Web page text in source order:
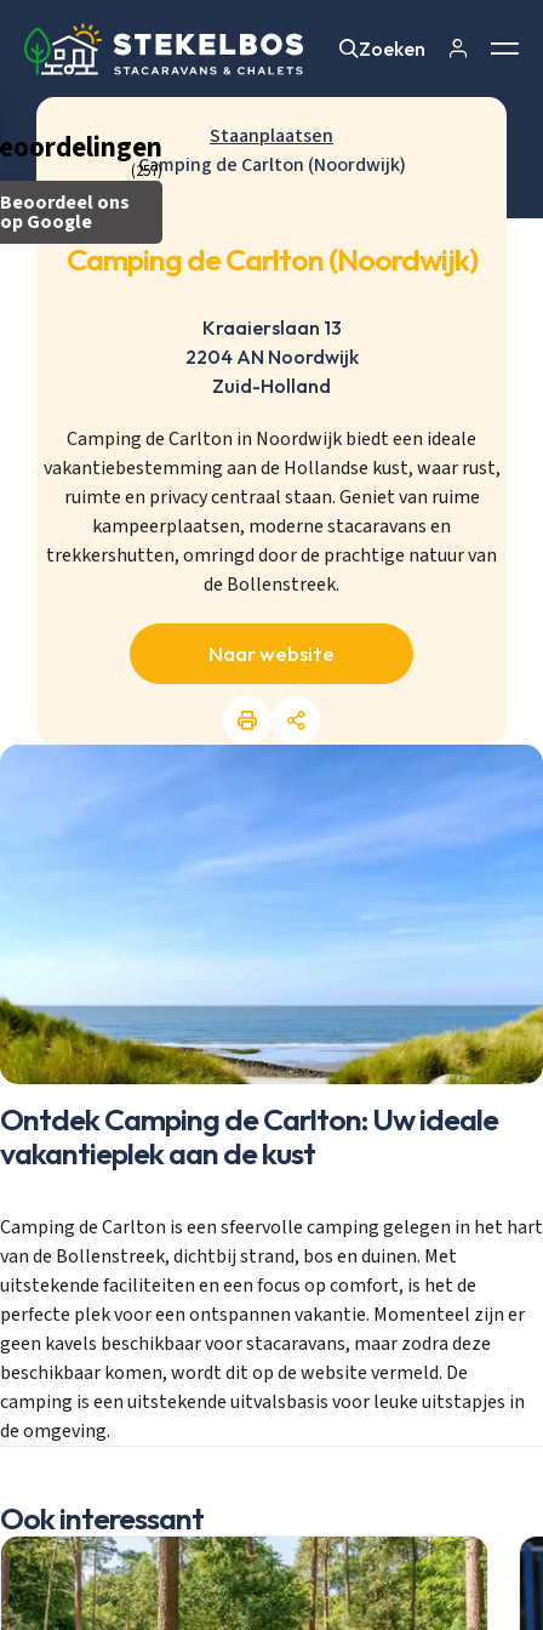
(257)
Beoordeel ons
op Google
Zoeken
Zoeken
Staanplaatsen
Camping de Carlton (Noordwijk)
Camping de Carlton (Noordwijk)
Kraaierslaan 13
2204 AN Noordwijk
Zuid-Holland
Camping de Carlton in Noordwijk biedt een ideale
vakantiebestemming aan de Hollandse kust, waar rust,
ruimte en privacy centraal staan. Geniet van ruime
kampeerplaatsen, moderne stacaravans en
trekkershutten, omringd door de prachtige natuur van
de Bollenstreek.
Naar website
Ontdek Camping de Carlton: Uw ideale
vakantieplek aan de kust
Camping de Carlton is een sfeervolle camping gelegen in het hart
van de Bollenstreek, dichtbij strand, bos en duinen. Met
uitstekende faciliteiten en een focus op comfort, is het de
perfecte plek voor een ontspannen vakantie. Momenteel zijn er
geen kavels beschikbaar voor stacaravans, maar zodra deze
beschikbaar komen, wordt dit op de website vermeld. De
camping is een uitstekende uitvalsbasis voor leuke uitstapjes in
de omgeving.
Ook interessant